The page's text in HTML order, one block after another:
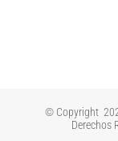
© Copyright
Derechos